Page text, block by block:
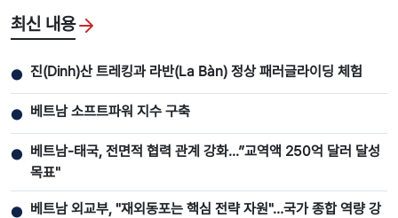
최신 내용
● 진(Dinh)산 트레킹과 라반(La Bàn) 정상 패러글라이딩 체험
● 베트남 소프트파워 지수 구축
● 베트남-태국, 전면적 협력 관계 강화...”교역액 250억 달러 달성
목표"
● 베트남 외교부, "재외동포는 핵심 전략 자원"…국가 종합 역량 강